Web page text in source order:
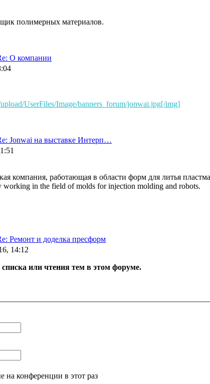
полимерных материалов.
О компании
UserFiles/Image/banners_forum/jonwai.jpg[/img]
Jonwai на выставке Интерп…
компания, работающая в области форм для литья
working in the field of molds for injection molding and robots.
Ремонт и доделка пресформ
14:12
или чтения тем в этом форуме.
на конференции в этот раз